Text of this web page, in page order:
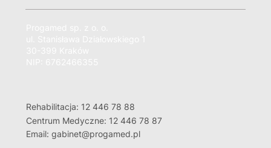
Rehabilitacja: 12 446 78 88
Centrum Medyczne: 12 446 78 87
Email: gabinet@progamed.pl